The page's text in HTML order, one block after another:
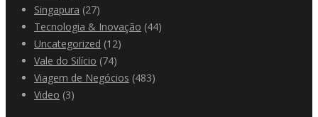
Singapura (27)
Tecnologia & Inovação (44)
Uncategorized (12)
Vale do Silício (74)
Viagem de Negócios (483)
Video (3)